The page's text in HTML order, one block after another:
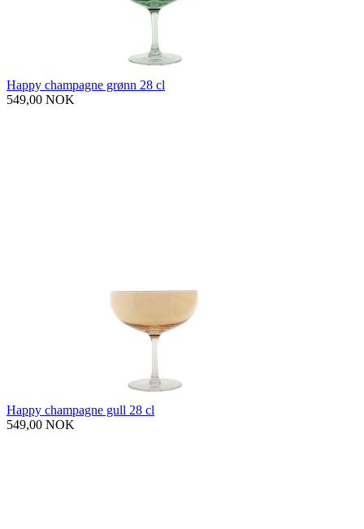
Happy champagne grønn 28 cl
549,00 NOK
Happy champagne gull 28 cl
549,00 NOK